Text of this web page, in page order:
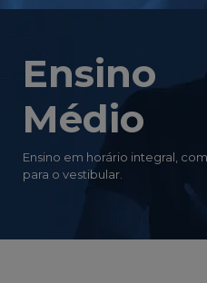
Ensino
Médio
Ensino em horário integral,
para o vestibular.